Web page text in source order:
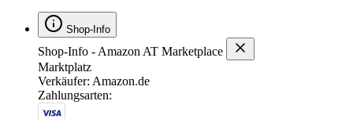
Shop-Info
Shop-Info - Amazon AT Marketplace
Marktplatz
Verkäufer: Amazon.de
Zahlungsarten: